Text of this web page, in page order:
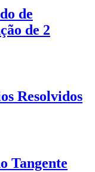
de
de 2
Resolvidos
Tangente